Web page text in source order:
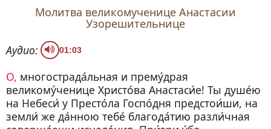
Молитва великомученице Анастасии
Узорешительнице
Аудио:
01:03
О, многострада́льная и прему́драя
великому́ченице Христо́ва Анастаси́е! Ты душе́ю
на Небеси́ у Престо́ла Госпо́дня предстои́ши, на
земли́ же да́нною тебе́ благода́тию разли́чная